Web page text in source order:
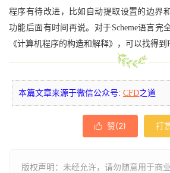
程序有待改进，比如自动提取设置的边界
功能后面有时间再说。对于Scheme语言完
《计算机程序的构造和解释》，可以找得到
本篇文章来源于微信公众号: CFD之道
 赞(2) 打
版权声明：未经允许，请勿随意用于商业